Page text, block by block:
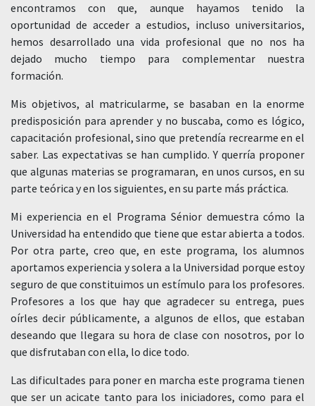
encontramos con que, aunque hayamos tenido la
oportunidad de acceder a estudios, incluso universitarios,
hemos desarrollado una vida profesional que no nos ha
dejado mucho tiempo para complementar nuestra
formación.
Mis objetivos, al matricularme, se basaban en la enorme
predisposición para aprender y no buscaba, como es lógico,
capacitación profesional, sino que pretendía recrearme en el
saber. Las expectativas se han cumplido. Y querría proponer
que algunas materias se programaran, en unos cursos, en su
parte teórica y en los siguientes, en su parte más práctica.
Mi experiencia en el Programa Sénior demuestra cómo la
Universidad ha entendido que tiene que estar abierta a todos.
Por otra parte, creo que, en este programa, los alumnos
aportamos experiencia y solera a la Universidad porque estoy
seguro de que constituimos un estímulo para los profesores.
Profesores a los que hay que agradecer su entrega, pues
oírles decir públicamente, a algunos de ellos, que estaban
deseando que llegara su hora de clase con nosotros, por lo
que disfrutaban con ella, lo dice todo.
Las dificultades para poner en marcha este programa tienen
que ser un acicate tanto para los iniciadores, como para el